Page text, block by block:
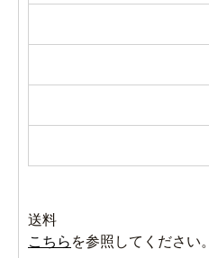
送料
こちら を参照してください。